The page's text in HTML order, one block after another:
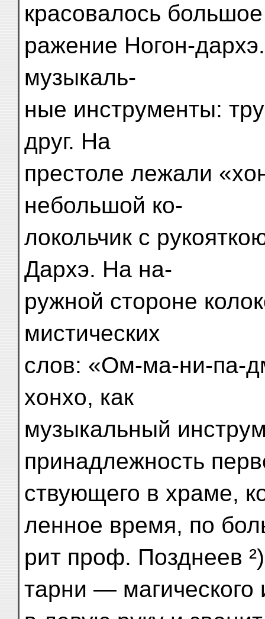
красовалось
ражение Ногон-
музыкаль-
ные инструменты:
друг. На
престоле лежали
небольшой ко-
локольчик с
Дархэ. На на-
ружной стороне
мистических
слов: «Ом-ма-ни-па-
хонхо, как
музыкальный
принадлежность
ствующего в храме,
ленное время, по
рит проф. Позднеев
тарни — магического